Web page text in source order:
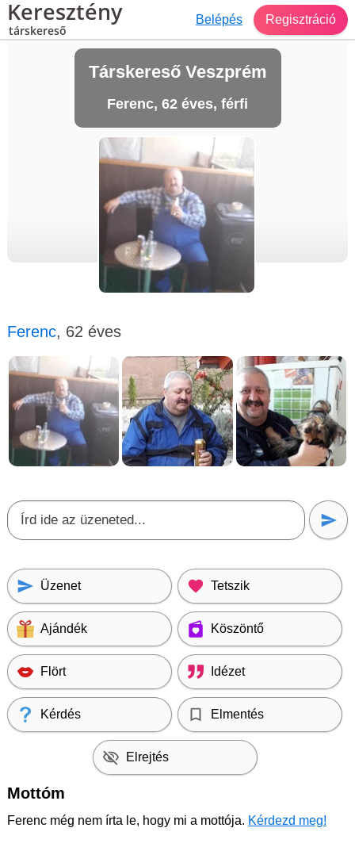
Keresztény
társkereső
Belépés Regisztráció
Társkereső Veszprém
Ferenc, 62 éves, férfi
Ferenc, 62 éves
Üzenet Tetszik
Ajándék Köszöntő
Flört Idézet
Kérdés Elmentés
Elrejtés
Mottóm
Ferenc még nem írta le, hogy mi a mottója. Kérdezd meg!